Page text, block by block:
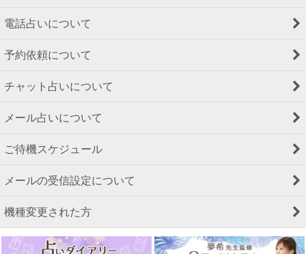
電話占いについて
予約依頼について
チャット占いについて
メール占いについて
ご待機スケジュール
メールの受信設定について
機種変更された方